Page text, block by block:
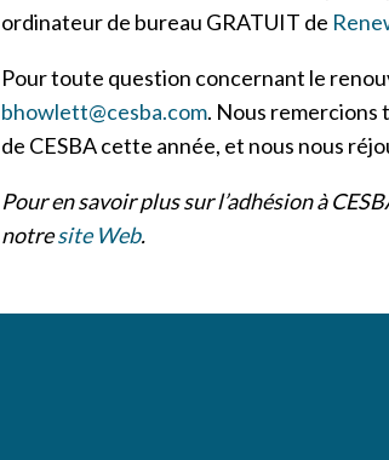
ordinateur de bureau GRATUIT de
Pour toute question concernant le
bhowlett@cesba.com. Nous remercions
de CESBA cette année, et nous nous
Pour en savoir plus sur l’adhésion à
notresite Web.